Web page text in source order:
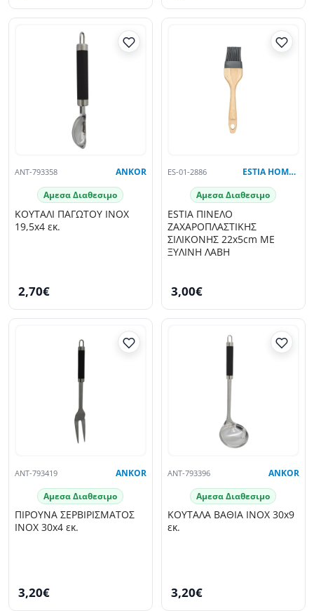
ANT-793358 ANKOR
Αμεσα Διαθεσιμο
ΚΟΥΤΑΛΙ ΠΑΓΩΤΟΥ INOX
19,5x4 εκ.
2,70€
ES-01-2886 ESTIA HOME ART
Αμεσα Διαθεσιμο
ESTIA ΠΙΝΕΛΟ
ΖΑΧΑΡΟΠΛΑΣΤΙΚΗΣ
ΣΙΛΙΚΟΝΗΣ 22x5cm ΜΕ
ΞΥΛΙΝΗ ΛΑΒΗ
3,00€
ANT-793419 ANKOR
Αμεσα Διαθεσιμο
ΠΙΡΟΥΝΑ ΣΕΡΒΙΡΙΣΜΑΤΟΣ
INOX 30x4 εκ.
3,20€
ANT-793396 ANKOR
Αμεσα Διαθεσιμο
ΚΟΥΤΑΛΑ ΒΑΘΙΑ INOX 30x9
εκ.
3,20€